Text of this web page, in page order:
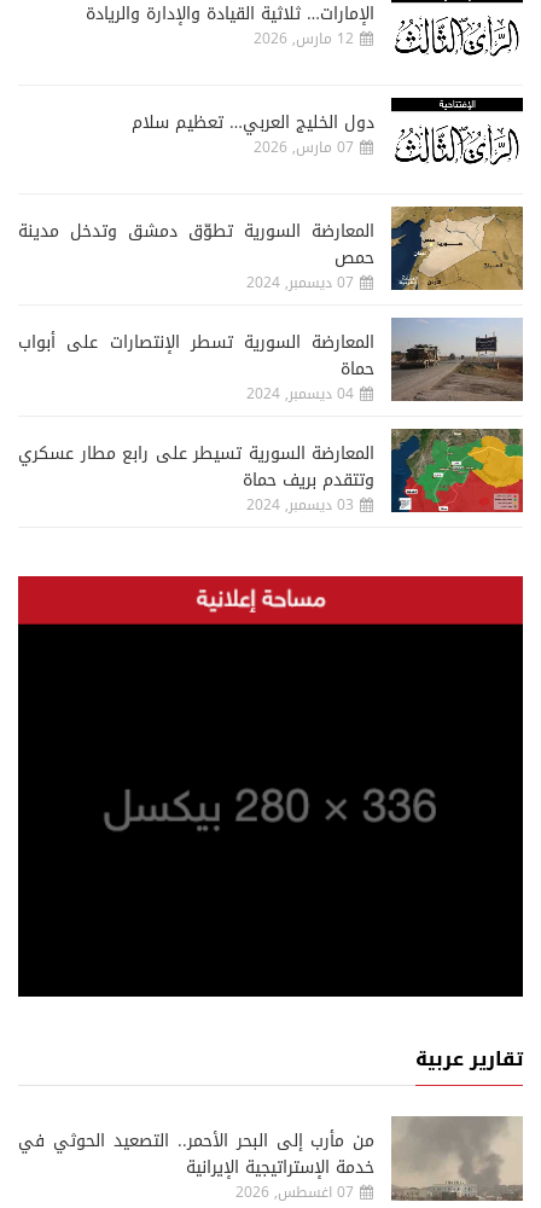
الإمارات… ثلاثية القيادة والإدارة والريادة
12 مارس, 2026
دول الخليج العربي… تعظيم سلام
07 مارس, 2026
المعارضة السورية تطوّق دمشق وتدخل مدينة
حمص
07 ديسمبر, 2024
المعارضة السورية تسطر الإنتصارات على أبواب
حماة
04 ديسمبر, 2024
المعارضة السورية تسيطر على رابع مطار عسكري
وتتقدم بريف حماة
03 ديسمبر, 2024
تقارير عربية
من مأرب إلى البحر الأحمر.. التصعيد الحوثي في
خدمة الإستراتيجية الإيرانية
07 اغسطس, 2026